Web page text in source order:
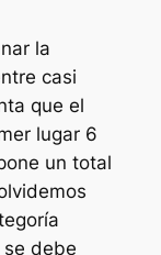
la
casi
que el
lugar 6
un total
se debe